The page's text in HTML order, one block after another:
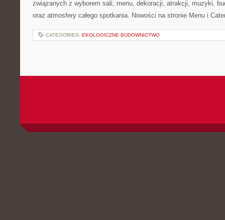
związanych z wyborem sali, menu, dekoracji, atrakcji, muzyki,
oraz atmosfery całego spotkania. Nowości na stronie Menu i
CATEGORIES: EKOLOGICZNE BUDOWNICTWO